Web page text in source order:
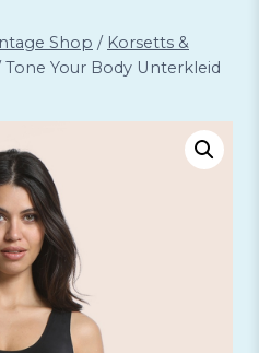
Shop / Korsetts &
Tone Your Body Unterkleid